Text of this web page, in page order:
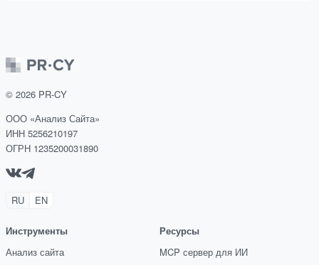
© 2026 PR-CY
ООО «Анализ Сайта»
ИНН 5256210197
ОГРН 1235200031890
RU EN
Инструменты
Анализ сайта
Ресурсы
MCP сервер для ИИ